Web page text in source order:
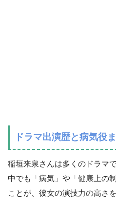
ドラマ出演歴と病気役
稲垣来泉さんは多くのドラマ
中でも「病気」や「健康上の
ことが、彼女の演技力の高さ